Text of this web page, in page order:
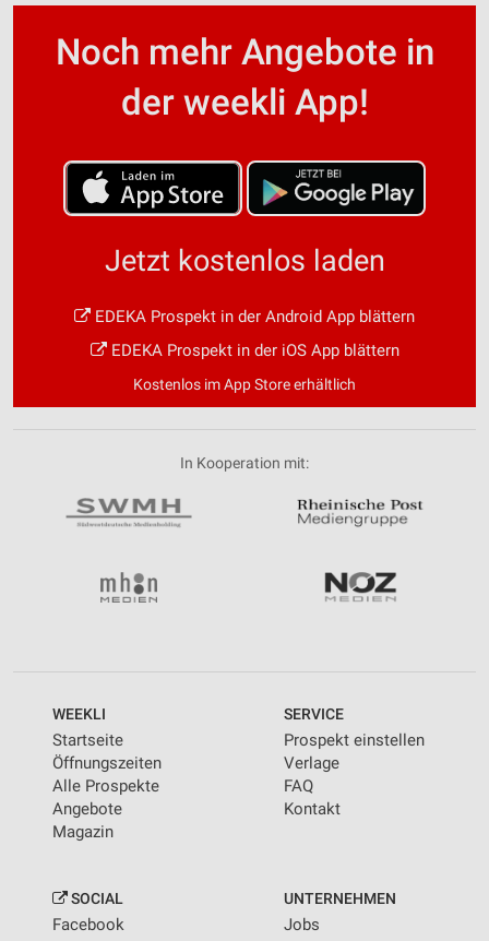
Noch mehr Angebote in
der weekli App!
Jetzt kostenlos laden
EDEKA Prospekt in der Android App blättern
EDEKA Prospekt in der iOS App blättern
Kostenlos im App Store erhältlich
In Kooperation mit:
WEEKLI
Startseite
Öffnungszeiten
Alle Prospekte
Angebote
Magazin
SERVICE
Prospekt einstellen
Verlage
FAQ
Kontakt
SOCIAL
Facebook
UNTERNEHMEN
Jobs